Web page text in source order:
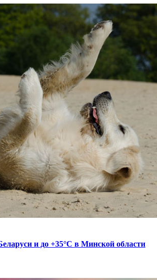
и до +35°С в Минской области